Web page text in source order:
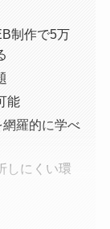
制作で5万
能
羅的に学べ
しにくい環